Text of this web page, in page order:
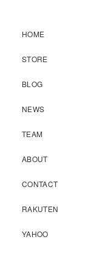
HOME
STORE
BLOG
NEWS
TEAM
ABOUT
CONTACT
RAKUTEN
YAHOO